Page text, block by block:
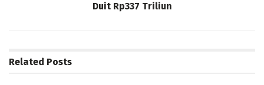
Duit Rp337 Triliun
Related Posts